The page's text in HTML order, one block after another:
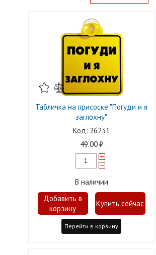
Табличка на присоске "Погуди и я
заглохну"
26231
49.00
В наличии
Перейти в корзину